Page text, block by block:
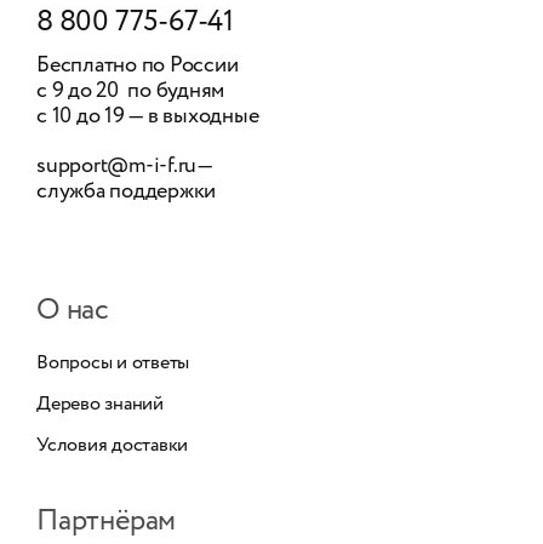
8 800 775-67-41
Бесплатно по России
с 9 до 20 по будням
с 10 до 19 — в выходные
support@m-i-f.ru—
служба поддержки
О нас
Вопросы и ответы
Дерево знаний
Условия доставки
Партнёрам